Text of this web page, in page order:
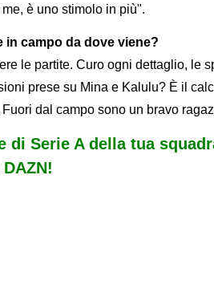
è uno stimolo in più".
in campo da dove viene?
le partite. Curo ogni dettaglio, le
prese su Mina e Kalulu? È il
dal campo sono un bravo
di Serie A della tua